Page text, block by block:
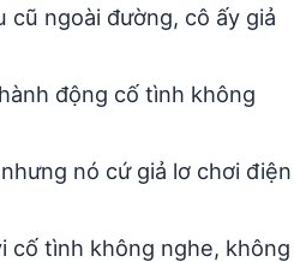
cũ ngoài đường, cô ấy giả
động cố tình không
nó cứ giả lơ chơi điện
cố tình không nghe, không